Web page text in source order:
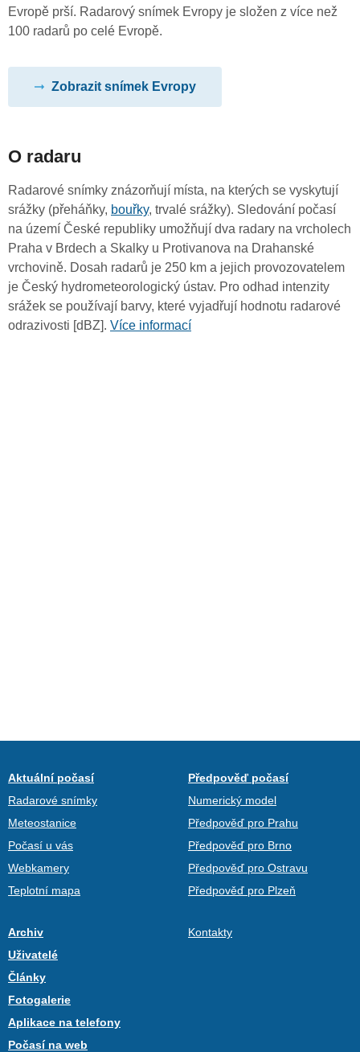
Evropě prší. Radarový snímek Evropy je složen z více než
100 radarů po celé Evropě.
Zobrazit snímek Evropy
O radaru
Radarové snímky znázorňují místa, na kterých se vyskytují
srážky (přeháňky, bouřky, trvalé srážky). Sledování počasí
na území České republiky umožňují dva radary na vrcholech
Praha v Brdech a Skalky u Protivanova na Drahanské
vrchovině. Dosah radarů je 250 km a jejich provozovatelem
je Český hydrometeorologický ústav. Pro odhad intenzity
srážek se používají barvy, které vyjadřují hodnotu radarové
odrazivosti [dBZ]. Více informací
Aktuální počasí
Radarové snímky
Meteostanice
Počasí u vás
Webkamery
Teplotní mapa
Předpověď počasí
Numerický model
Předpověď pro Prahu
Předpověď pro Brno
Předpověď pro Ostravu
Předpověď pro Plzeň
Archiv
Uživatelé
Články
Fotogalerie
Aplikace na telefony
Počasí na web
Kontakty